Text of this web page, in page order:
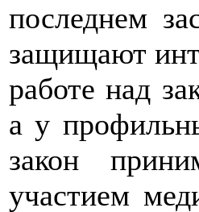
последнем
защищают
работе над
а у
закон
участием